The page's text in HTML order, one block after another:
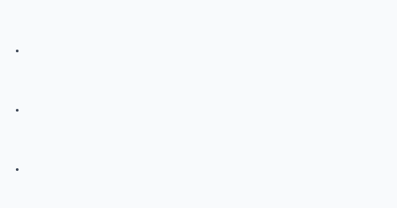
.
.
.